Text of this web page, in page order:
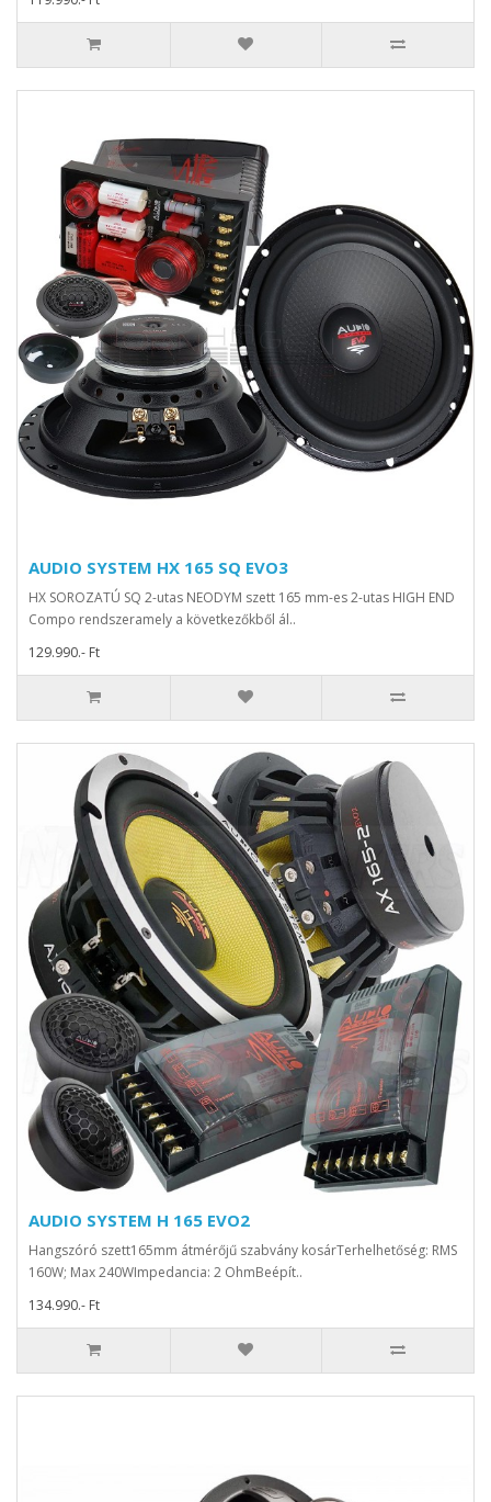
AUDIO SYSTEM HX 165 SQ EVO3
HX SOROZATÚ SQ 2-utas NEODYM szett 165 mm-es 2-utas HIGH END
Compo rendszeramely a következőkből ál..
129.990.- Ft
AUDIO SYSTEM H 165 EVO2
Hangszóró szett165mm átmérőjű szabvány kosárTerhelhetőség: RMS
160W; Max 240WImpedancia: 2 OhmBeépít..
134.990.- Ft